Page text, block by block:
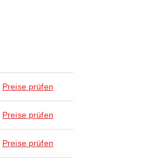
Preise prüfen
Preise prüfen
Preise prüfen